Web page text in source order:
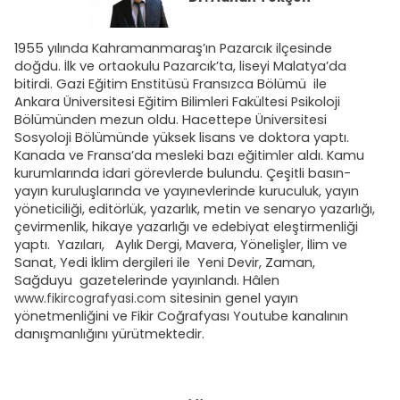
1955 yılında Kahramanmaraş’ın Pazarcık ilçesinde
doğdu. İlk ve ortaokulu Pazarcık’ta, liseyi Malatya’da
bitirdi. Gazi Eğitim Enstitüsü Fransızca Bölümü ile
Ankara Üniversitesi Eğitim Bilimleri Fakültesi Psikoloji
Bölümünden mezun oldu. Hacettepe Üniversitesi
Sosyoloji Bölümünde yüksek lisans ve doktora yaptı.
Kanada ve Fransa’da mesleki bazı eğitimler aldı. Kamu
kurumlarında idari görevlerde bulundu. Çeşitli basın-
yayın kuruluşlarında ve yayınevlerinde kuruculuk, yayın
yöneticiliği, editörlük, yazarlık, metin ve senaryo yazarlığı,
çevirmenlik, hikaye yazarlığı ve edebiyat eleştirmenliği
yaptı. Yazıları, Aylık Dergi, Mavera, Yönelişler, İlim ve
Sanat, Yedi İklim dergileri ile Yeni Devir, Zaman,
Sağduyu gazetelerinde yayınlandı. Hâlen
www.fikircografyasi.com sitesinin genel yayın
yönetmenliğini ve Fikir Coğrafyası Youtube kanalının
danışmanlığını yürütmektedir.